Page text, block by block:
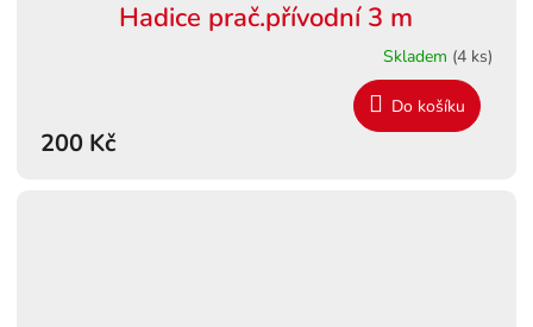
Hadice prač.přívodní 3 m
Skladem (4 ks)
200 Kč
Do košíku